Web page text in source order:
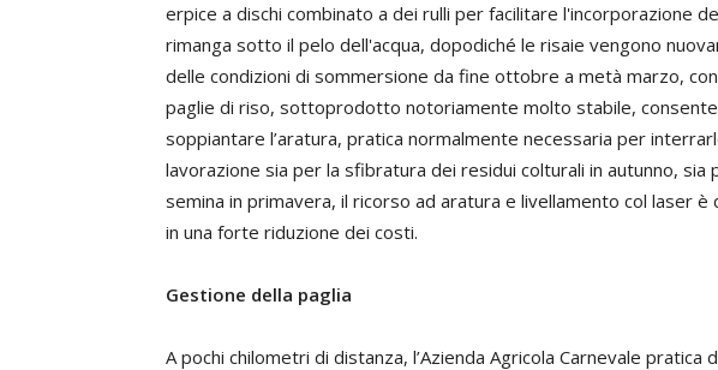
erpice a dischi combinato a dei rulli per facilitare l'incorporazione
rimanga sotto il pelo dell'acqua, dopodiché le risaie vengono
delle condizioni di sommersione da fine ottobre a metà marzo,
paglie di riso, sottoprodotto notoriamente molto stabile,
soppiantare l’aratura, pratica normalmente necessaria per
lavorazione sia per la sfibratura dei residui colturali in autunno,
semina in primavera, il ricorso ad aratura e livellamento col laser
in una forte riduzione dei costi.
Gestione della paglia
A pochi chilometri di distanza, l’Azienda Agricola Carnevale pratica